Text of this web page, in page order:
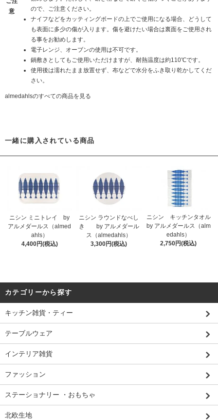
意
ので、ご注意ください。
ナイフなどをカッティングボードの上でご使用になる場合、どうして
も表面に多少の傷が入ります。傷を避けたい場合は裏面をご使用され
る事をお勧めします。
電子レンジ、オーブンの使用は不可です。
鍋敷きとしてもご使用いただけますが、耐熱温度は約110℃です。
使用後は濡れたまま放置せず、布などで水分をふき取り乾かしてくだ
さい。
almedahlsのすべての商品を見る
一緒に購入されている商品
ニシン ミニトレイ by
アルメダールス（almed
ahls）
4,400円(税込)
ニシン ラウンドなべし
き by アルメダール
ス（almedahls）
3,300円(税込)
ニシン キッチンタオル
by アルメダールス（alm
edahls）
2,750円(税込)
カテゴリーから探す
キッチン雑貨・ティー
テーブルウェア
インテリア雑貨
ファッション
ステーショナリー ・おもちゃ
北欧生地